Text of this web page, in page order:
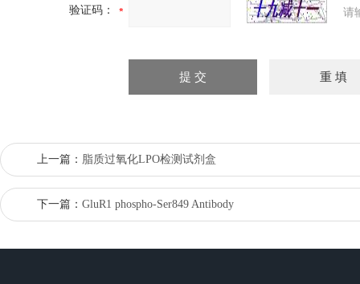
验证码： 请
上一篇： 脂质过氧化LPO检测试剂盒
下一篇： GluR1 phospho-Ser849 Antibody